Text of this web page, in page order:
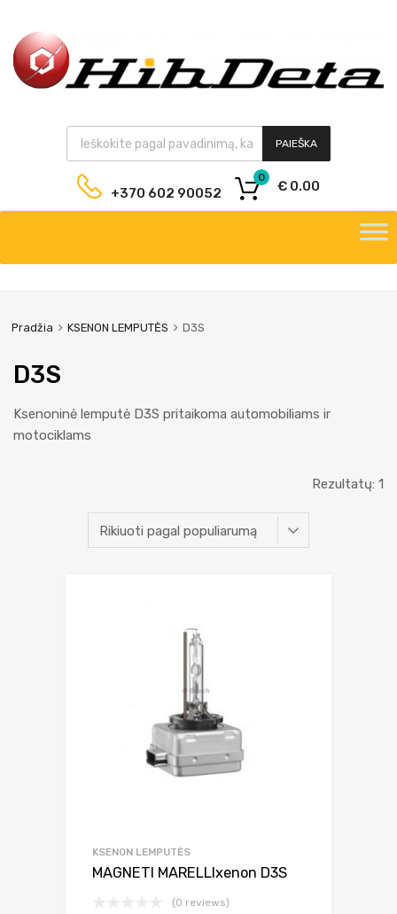
PAIEŠKA
+370 602 90052 € 0.00
0
Pradžia KSENON LEMPUTĖS D3S
D3S
Ksenoninė lemputė D3S pritaikoma automobiliams ir
motociklams
Rezultatų: 1
KSENON LEMPUTĖS
MAGNETI MARELLIxenon D3S
(0 reviews)